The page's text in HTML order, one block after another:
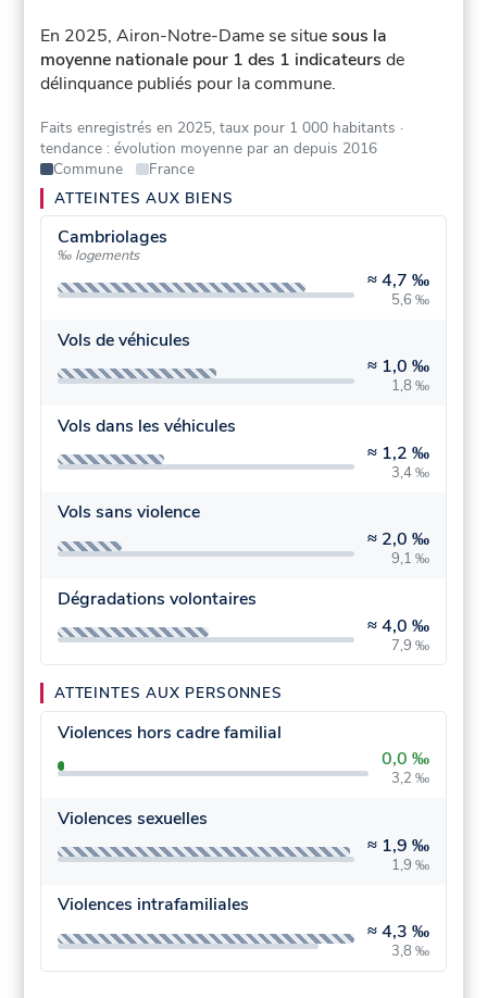
En 2025, Airon-Notre-Dame se situesous la
moyenne nationale pour 1 des 1 indicateurs de
délinquance publiés pour la commune.
Faits enregistrés en 2025, taux pour 1 000 habitants ·
tendance : évolution moyenne par an depuis 2016
Commune
France
ATTEINTES AUX BIENS
Cambriolages
‰ logements
≈4,7 ‰
5,6 ‰
Vols de véhicules
≈ 1,0 ‰
1,8 ‰
Vols dans les véhicules
≈ 1,2 ‰
3,4 ‰
Vols sans violence
≈ 2,0 ‰
9,1 ‰
Dégradations volontaires
≈4,0 ‰
7,9 ‰
ATTEINTES AUX PERSONNES
Violences hors cadre familial
0,0 ‰
3,2 ‰
Violences sexuelles
≈ 1,9 ‰
1,9 ‰
Violences intrafamiliales
≈4,3 ‰
3,8 ‰